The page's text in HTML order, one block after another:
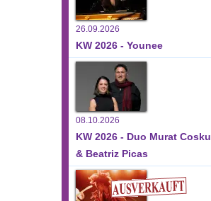
26.09.2026
KW 2026 - Younee
08.10.2026
KW 2026 - Duo Murat
& Beatriz Picas